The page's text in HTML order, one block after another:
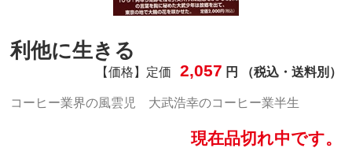
利他に生きる
【価格】定価 2,057 円 （税込・送料別）
コーヒー業界の風雲児 大武浩幸のコーヒー業半生
現在品切れ中です。